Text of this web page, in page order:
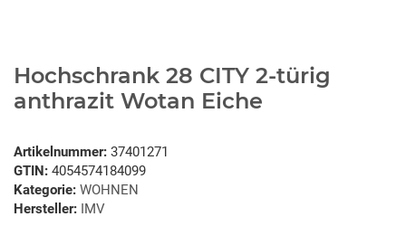
Hochschrank 28 CITY 2-türig
anthrazit Wotan Eiche
Artikelnummer: 37401271
GTIN: 4054574184099
Kategorie: WOHNEN
Hersteller: IMV